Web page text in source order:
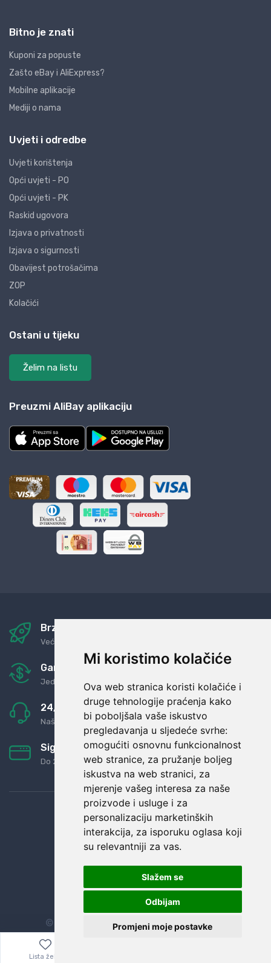
Mi koristimo kolačiće
Ova web stranica koristi kolačiće i
druge tehnologije praćenja kako
bi poboljšala vaše iskustvo
pregledavanja u sljedeće svrhe:
omogućiti osnovnu funkcionalnost
web stranice, za pružanje boljeg
iskustva na web stranici, za
mjerenje vašeg interesa za naše
proizvode i usluge i za
personalizaciju marketinških
interakcija, za isporuku oglasa koji
su relevantniji za vas.
Slažem se
Odbijam
Promjeni moje postavke
Bitno je znati
Kuponi za popuste
Zašto eBay i AliExpress?
Mobilne aplikacije
Mediji o nama
Uvjeti i odredbe
Uvjeti korištenja
Opći uvjeti - PO
Opći uvjeti - PK
Raskid ugovora
Izjava o privatnosti
Izjava o sigurnosti
Obavijest potrošačima
ZOP
Kolačići
Ostani u tijeku
Želim na listu
Preuzmi AliBay aplikaciju
Brza i sigurna dostava
Već za nekoliko dana kod vas
Garancija u povrat novaca
Jednostavno pravilo: Roba za novac
24/7 odlična podrška
Naši agenti uvijek na raspolaganju
Sigurno obročno plaćanje
Do 24 rata bez kamata
© Sva prava zadržana. Dopi grupa d.o.o.
Lista želja